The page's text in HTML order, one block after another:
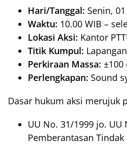
Hari/Tanggal: Senin,
Waktu: 10.00 WIB –
Lokasi Aksi: Kantor
Titik Kumpul:
Perkiraan Massa: ±100
Perlengkapan: Sound
Dasar hukum aksi merujuk
UU No. 31/1999 jo. UU
Pemberantasan